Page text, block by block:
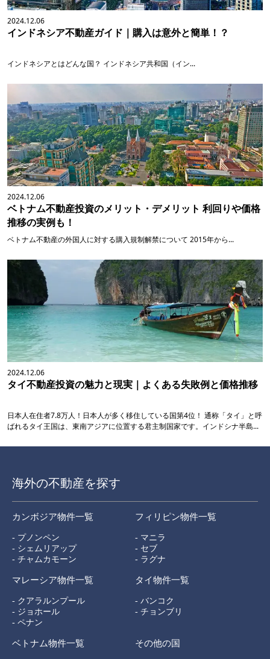
2024.12.06
インドネシア不動産ガイド｜購入は意外と簡単！？
インドネシアとはどんな国？ インドネシア共和国（イン...
2024.12.06
ベトナム不動産投資のメリット・デメリット 利回りや価格
推移の実例も！
ベトナム不動産の外国人に対する購入規制解禁について 2015年から...
2024.12.06
タイ不動産投資の魅力と現実｜よくある失敗例と価格推移
日本人在住者7.8万人！日本人が多く移住している国第4位！ 通称「タイ」と呼
ばれるタイ王国は、東南アジアに位置する君主制国家です。インドシナ半島...
海外の不動産を探す
カンボジア物件一覧
- プノンペン
- シェムリアップ
- チャムカモーン
フィリピン物件一覧
- マニラ
- セブ
- ラグナ
マレーシア物件一覧
- クアラルンプール
- ジョホール
- ペナン
タイ物件一覧
- バンコク
- チョンブリ
ベトナム物件一覧 その他の国